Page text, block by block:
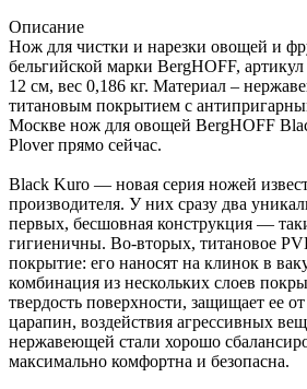
Описание
Нож для чистки и нарезки овощей и
бельгийской марки BergHOFF,
12 см, вес 0,186 кг. Материал –
титановым покрытием с
Москве нож для овощей BergHOFF
Plover прямо сейчас.
Black Kuro — новая серия ножей
производителя. У них сразу два
первых, бесшовная конструкция —
гигиеничны. Во-вторых, титановое
покрытие: его наносят на клинок в
комбинация из нескольких слоев
твердость поверхности, защищает ее
царапин, воздействия агрессивных
нержавеющей стали хорошо
максимально комфортна и безопасна.